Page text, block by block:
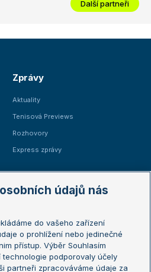
Další partneři
Zprávy
Aktuality
Tenisová Previews
Rozhovory
Express zprávy
Australian Open
French Open
Wimbledon
údajů nás
do vašeho zařízení
o prohlížení nebo jedinečné
přístup. Výběr Souhlasím
podporovaly účely
partneři zpracováváme údaje za